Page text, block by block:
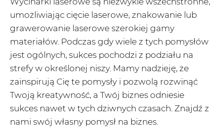
umożliwiając cięcie laserowe, znakowanie lub
grawerowanie laserowe szerokiej gamy
materiałów. Podczas gdy wiele z tych pomysłów
jest ogólnych, sukces pochodzi z podziału na
strefy w określonej niszy. Mamy nadzieję, że
zainspirują Cię te pomysły i pozwolą rozwinąć
Twoją kreatywność, a Twój biznes odniesie
sukces nawet w tych dziwnych czasach. Znajdź z
nami swój własny pomysł na biznes.